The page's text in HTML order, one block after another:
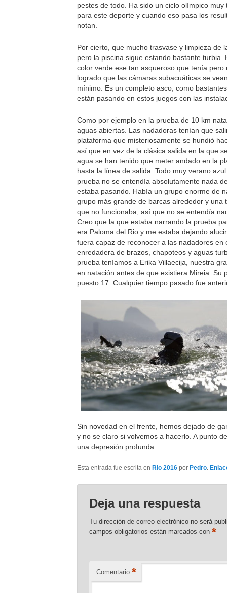
pestes de todo. Ha sido un ciclo olímpico muy
para este deporte y cuando eso pasa los
notan.
Por cierto, que mucho trasvase y limpieza de
pero la piscina sigue estando bastante turbia.
color verde ese tan asqueroso que tenía pero
logrado que las cámaras subacuáticas se
mínimo. Es un completo asco, como
están pasando en estos juegos con las
Como por ejemplo en la prueba de 10 km
aguas abiertas. Las nadadoras tenían que
plataforma que misteriosamente se hundió
así que en vez de la clásica salida en la que
agua se han tenido que meter andado en la
hasta la línea de salida. Todo muy verano
prueba no se entendía absolutamente nada
estaba pasando. Había un grupo enorme de
grupo más grande de barcas alrededor y una
que no funcionaba, así que no se entendía
Creo que la que estaba narrando la prueba
era Paloma del Rio y me estaba dejando
fuera capaz de reconocer a las nadadores en
enredadera de brazos, chapoteos y aguas
prueba teníamos a Erika Villaecija, nuestra
en natación antes de que existiera Mireia. Su
puesto 17. Cualquier tiempo pasado fue
Sin novedad en el frente, hemos dejado de
y no se claro si volvemos a hacerlo. A punto
una depresión profunda.
Esta entrada fue escrita en Rio 2016 por Pedro.
Deja una respuesta
Tu dirección de correo electrónico no será
campos obligatorios están marcados con*
Comentario *